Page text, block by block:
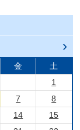
次の
進む
金
土
1
7
8
14
15